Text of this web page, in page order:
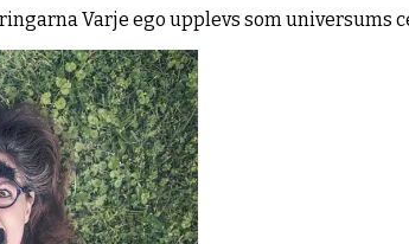
Varje ego upplevs som